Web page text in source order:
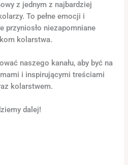
z jednym z najbardziej
To pełne emocji i
przyniosło niezapomniane
kolarstwa.
naszego kanału, aby być na
i inspirującymi treściami
kolarstwem.
dalej!